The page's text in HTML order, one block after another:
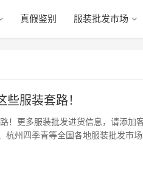
真假鉴别 服装批发市场
服装套路！
！更多服装批发进货信息，请添加
州四季青等全国各地服装批发市场